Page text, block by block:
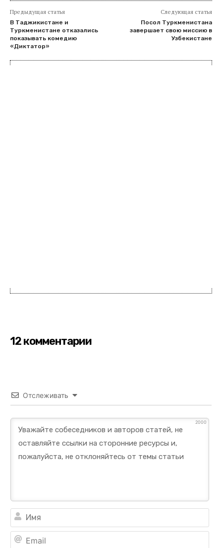
Предыдущая статья
В Таджикистане и
Туркменистане отказались
показывать комедию
«Диктатор»
Следующая статья
Посол Туркменистана
завершает свою миссию в
Узбекистане
12 комментарии
Отслеживать
2000